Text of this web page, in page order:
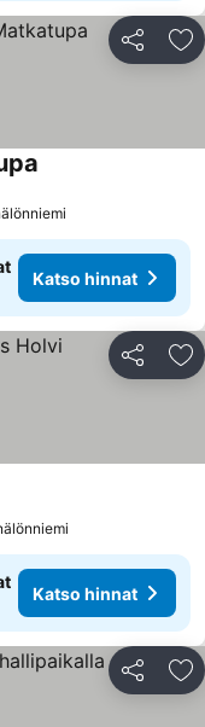
Jaa
Katso hinnat
Jaa
hinnat
Katso hinnat
Jaa